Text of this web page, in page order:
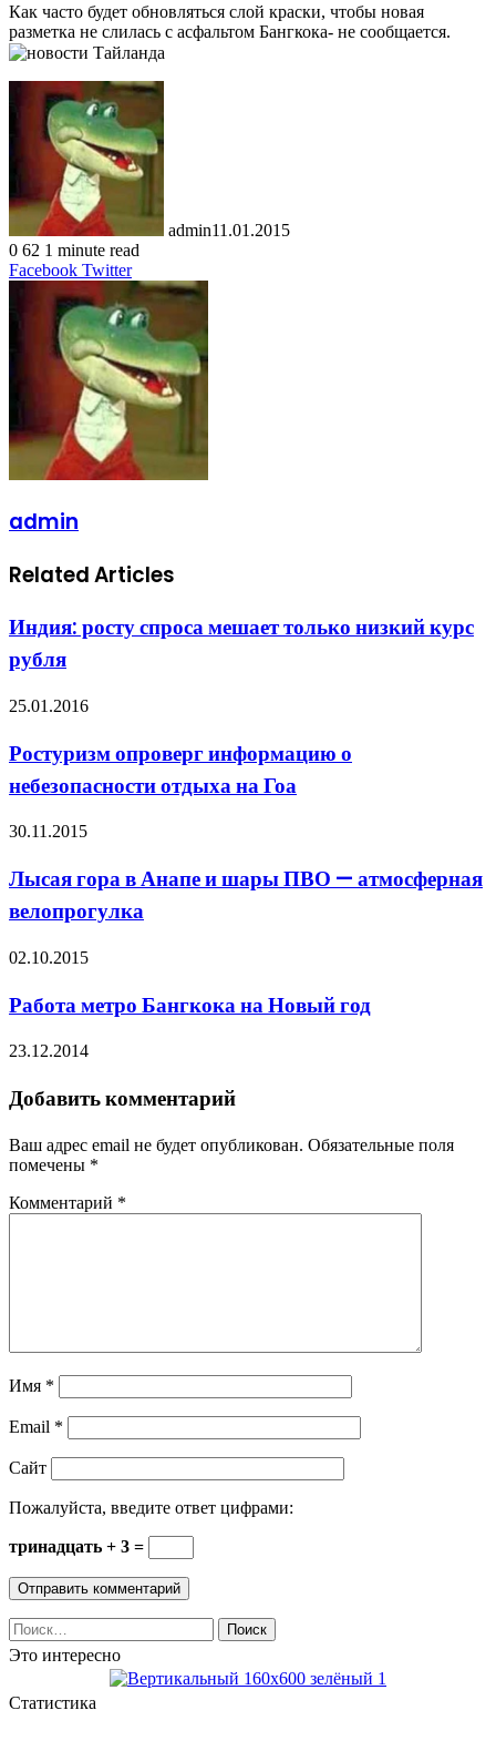
Как часто будет обновляться слой краски, чтобы новая
разметка не слилась с асфальтом Бангкока- не сообщается.
admin11.01.2015
0 62 1 minute read
Facebook TwitterLinkedIn
Tumblr
Pinterest
Reddit
VKontakte
Share
via
Email
Print
admin
Related Articles
Индия: росту спроса мешает только низкий курс
рубля
25.01.2016
Ростуризм опроверг информацию о
небезопасности отдыха на Гоа
30.11.2015
Лысая гора в Анапе и шары ПВО — атмосферная
велопрогулка
02.10.2015
Работа метро Бангкока на Новый год
23.12.2014
Добавить комментарий
Ваш адрес email не будет опубликован. Обязательные поля
помечены *
Комментарий *
Имя *
Email *
Сайт
Пожалуйста, введите ответ цифрами:
тринадцать + 3 =
Найти:
Это интересно
Статистика